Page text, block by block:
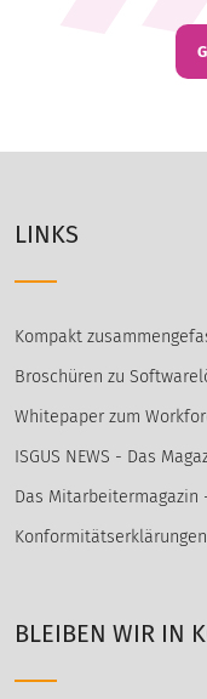
LINKS
Kompakt
Broschüren zu
Whitepaper zum
ISGUS NEWS - Das
Das Mitarbeitermagazin -
Konformitätserklärungen
BLEIBEN WIR IN